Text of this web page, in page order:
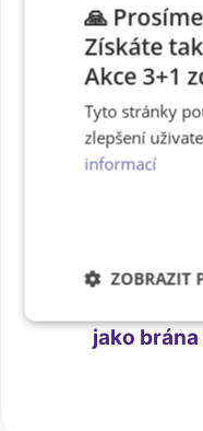
desek
Některé
mobilu.
jako
🙏
Získáte
Akce 3+1
Tyto stránky
zlepšení
informací
ZOBRAZIT
Nezbytně
nutné